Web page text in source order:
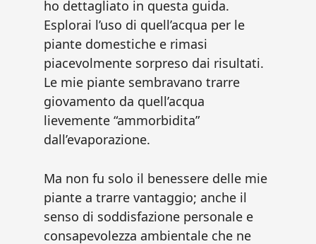
ho dettagliato in questa guida.
Esplorai l’uso di quell’acqua per le
piante domestiche e rimasi
piacevolmente sorpreso dai risultati.
Le mie piante sembravano trarre
giovamento da quell’acqua
lievemente “ammorbidita”
dall’evaporazione.
Ma non fu solo il benessere delle mie
piante a trarre vantaggio; anche il
senso di soddisfazione personale e
consapevolezza ambientale che ne